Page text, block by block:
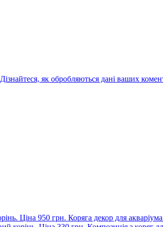
Дізнайтеся, як обробляються дані ваших
Коряга декор для